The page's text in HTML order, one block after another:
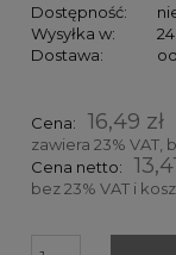
Dostępność:
Wysyłka w:
Dostawa:
Cena nie
Cena: 16,49 zł
zawiera 23%
Cena netto:
bez 23% VAT i